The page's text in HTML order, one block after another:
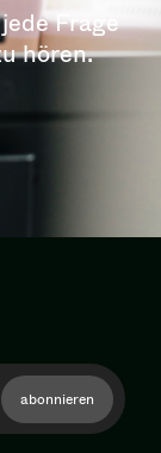
Frage
hören.
abonnieren